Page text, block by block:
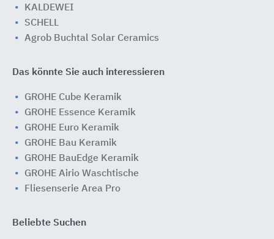
KALDEWEI
SCHELL
Agrob Buchtal Solar Ceramics
Das könnte Sie auch interessieren
GROHE Cube Keramik
GROHE Essence Keramik
GROHE Euro Keramik
GROHE Bau Keramik
GROHE BauEdge Keramik
GROHE Airio Waschtische
Fliesenserie Area Pro
Beliebte Suchen